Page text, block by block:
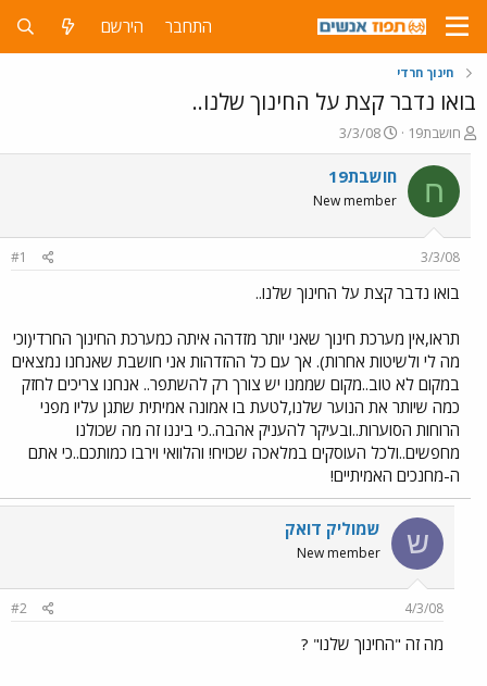
התחבר הירשם
חינוך חרדי
בואו נדבר קצת על החינוך שלנו..
פ
ו
ת
ח
ה
ש
א
חושבת19
פ
ו
ר
ס
ם
ר
3/3/08
ח חושבת19
New member
3/3/08
#1
בואו נדבר קצת על החינוך שלנו..
תראו,אין מערכת חינוך שאני יותר מזדהה איתה כמערכת החינוך החרדי(וכי
מה לי ולשיטות אחרות). אך עם כל ההזדהות אני חושבת שאנחנו נמצאים
במקום לא טוב..מקום שממנו יש צורך רק להשתפר.. אנחנו צריכים לחזק
כמה שיותר את הנוער שלנו,לטעת בו אמונה אמיתית שתגן עליו מפני
הרוחות הסוערות..ובעיקר להעניק אהבה..כי ביננו זה מה שכולנו
מחפשים..ולכל העוסקים במלאכה שכויח! והלוואי וירבו כמותכם..כי אתם
ה-מחנכים האמיתיים!
ש שמוליק דואק
New member
4/3/08
#2
מה זה "החינוך שלנו" ?